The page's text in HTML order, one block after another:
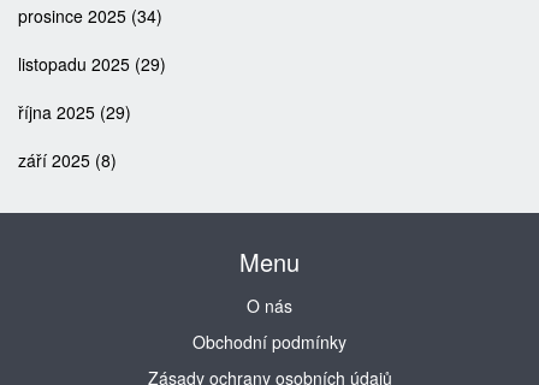
prosince 2025 (34)
listopadu 2025 (29)
října 2025 (29)
září 2025 (8)
Menu
O nás
Obchodní podmínky
Zásady ochrany osobních údajů